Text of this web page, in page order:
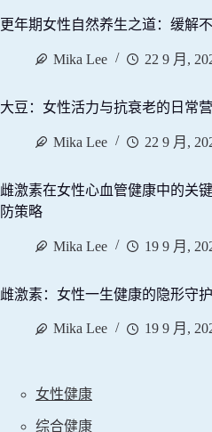
更年期女性自然养生之道：缓解
Mika Lee 22 9 月,
大豆：女性活力与抗衰老的日常
Mika Lee 22 9 月,
雌激素在女性心血管健康中的关
防策略
Mika Lee 19 9 月,
雌激素：女性一生健康的隐形守
Mika Lee 19 9 月,
女性健康
综合健康